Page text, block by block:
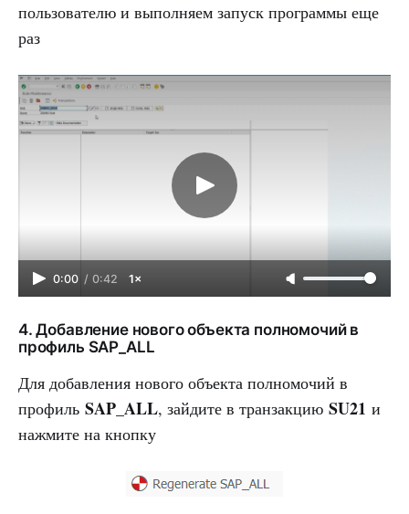
пользователю и выполняем запуск программы еще
раз
0:00 / 0:42 1×
4. Добавление нового объекта полномочий в
профиль SAP_ALL
Для добавления нового объекта полномочий в
профиль SAP_ALL, зайдите в транзакцию SU21 и
нажмите на кнопку